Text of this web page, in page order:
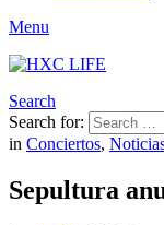
Menu
Search
Search for:
in Conciertos,
Sepultura